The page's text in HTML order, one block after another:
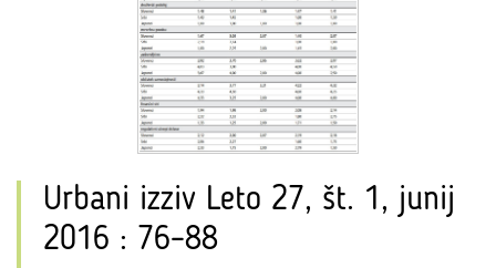
Urbani izziv Leto 27, št. 1, junij
2016 : 76–88